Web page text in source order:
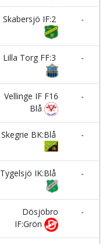
Skabersjö IF:2
-
Lilla Torg FF:3
-
Vellinge IF F16
Blå
-
Skegrie BK:Blå
-
Tygelsjö IK:Blå
-
Dösjöbro
IF:Grön
-